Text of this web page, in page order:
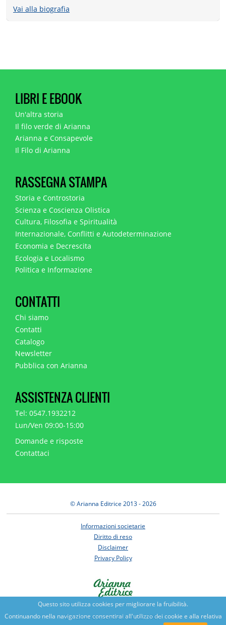
Questo sito utilizza cookies per migliorare la fruibilità.
Continuando nella navigazione consentirai all'utilizzo dei cookie e alla relativa
Vai alla biografia
LIBRI E EBOOK
Un'altra storia
Il filo verde di Arianna
Arianna e Consapevole
Il Filo di Arianna
RASSEGNA STAMPA
Storia e Controstoria
Scienza e Coscienza Olistica
Cultura, Filosofia e Spiritualità
Internazionale, Conflitti e Autodeterminazione
Economia e Decrescita
Ecologia e Localismo
Politica e Informazione
CONTATTI
Chi siamo
Contatti
Catalogo
Newsletter
Pubblica con Arianna
ASSISTENZA CLIENTI
Tel: 0547.1932212
Lun/Ven 09:00-15:00
Domande e risposte
Contattaci
© Arianna Editrice 2013 - 2026
Informazioni societarie
Diritto di reso
Disclaimer
Privacy Policy
Benessere e conoscenza dal 1987